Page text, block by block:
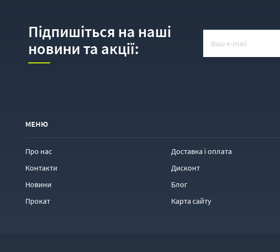
Підпишіться на наші
новини та акції:
МЕНЮ
Про нас Доставка і оплата
Контакти
Дисконт
Новини
Блог
Прокат
Карта сайту